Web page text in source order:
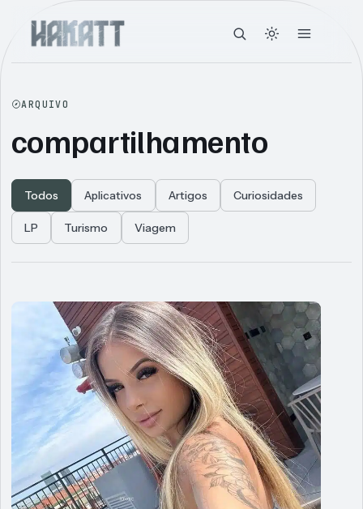
ARQUIVO
compartilhamento
Todos Aplicativos Artigos Curiosidades
LP Turismo Viagem
Articles